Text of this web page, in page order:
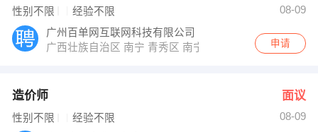
性别不限 经验不限
08-09
广州百单网互联网科技有限公司
广西壮族自治区 南宁 青秀区 南宁市青秀区民族大道38-2
申请
造价师 面议
性别不限 经验不限
08-09